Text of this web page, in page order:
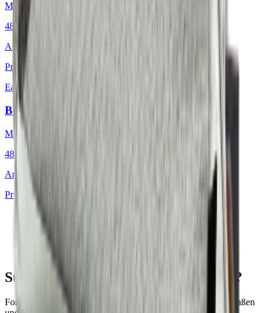
Mackintosh®
48 × 48 cm
Art.
601.812
Produkt ansehen
Earth & Grey
Bouclé Nordic Icebound
Mackintosh®
48 × 48 cm
Art.
Produkt ansehen
St. Tropez Mushroom für Ihr Projekt?
Fordern Sie ein Muster an oder lassen Sie sich zu Material, Maßen